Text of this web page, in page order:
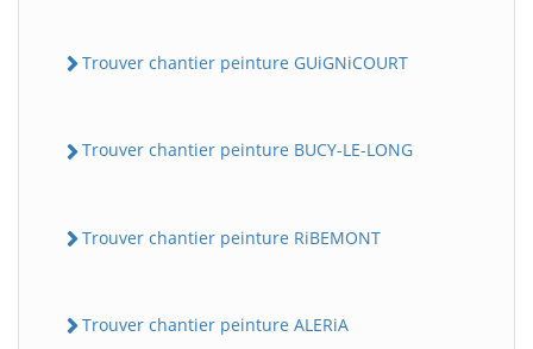
Trouver chantier peinture GUiGNiCOURT
Trouver chantier peinture BUCY-LE-LONG
Trouver chantier peinture RiBEMONT
Trouver chantier peinture ALERiA